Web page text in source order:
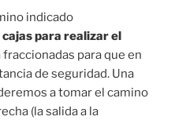
indicado
cajas para realizar el
para que en
de seguridad. Una
a tomar el camino
(la salida a la